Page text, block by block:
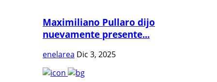
Maximiliano Pullaro dijo
nuevamente presente...
enelarea Dic 3, 2025